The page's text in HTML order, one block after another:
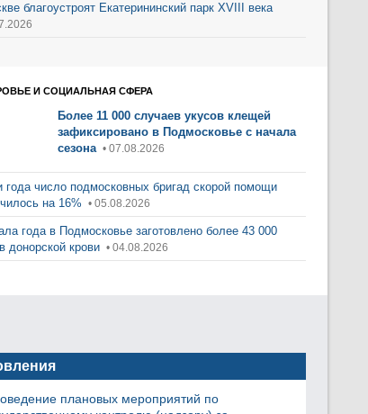
благоустроят Екатерининский парк XVIII века
И СОЦИАЛЬНАЯ СФЕРА
Более 11 000 случаев укусов клещей
зафиксировано в Подмосковье с начала
сезона • 07.08.2026
года число подмосковных бригад скорой помощи
на 16% • 05.08.2026
года в Подмосковье заготовлено более 43 000
донорской крови • 04.08.2026
плановых мероприятий по